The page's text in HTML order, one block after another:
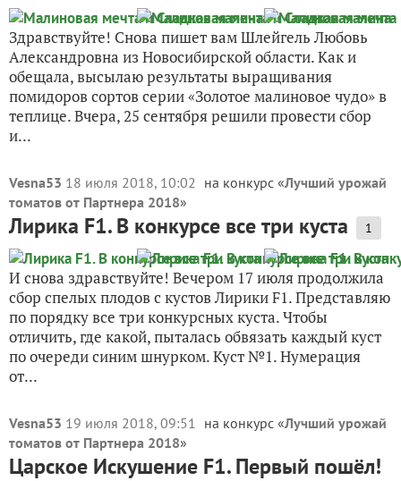
Здравствуйте! Снова пишет вам Шлейгель Любовь
Александровна из Новосибирской области. Как и
обещала, высылаю результаты выращивания
помидоров сортов серии «Золотое малиновое чудо» в
теплице. Вчера, 25 сентября решили провести сбор
и...
Vesna53 18 июля 2018, 10:02 на конкурс «Лучший урожай
томатов от Партнера 2018»
Лирика F1. В конкурсе все три куста 1
И снова здравствуйте! Вечером 17 июля продолжила
сбор спелых плодов с кустов Лирики F1. Представляю
по порядку все три конкурсных куста. Чтобы
отличить, где какой, пыталась обвязать каждый куст
по очереди синим шнурком. Куст №1. Нумерация
от...
Vesna53 19 июля 2018, 09:51 на конкурс «Лучший урожай
томатов от Партнера 2018»
Царское Искушение F1. Первый пошёл!